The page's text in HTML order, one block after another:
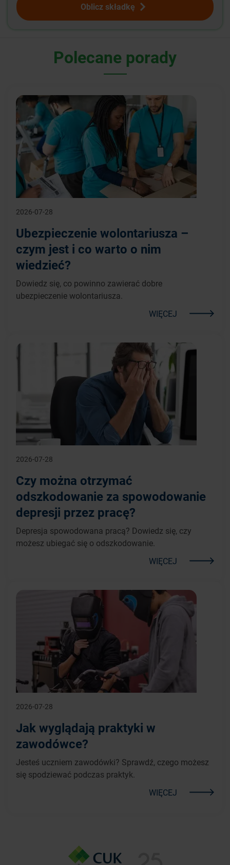
Oblicz składkę
Polecane porady
2026-07-28
Ubezpieczenie wolontariusza –
czym jest i co warto o nim
wiedzieć?
Dowiedz się, co powinno zawierać dobre
ubezpieczenie wolontariusza.
WIĘCEJ
2026-07-28
Czy można otrzymać
odszkodowanie za spowodowanie
depresji przez pracę?
Depresja spowodowana pracą? Dowiedz się, czy
możesz ubiegać się o odszkodowanie.
WIĘCEJ
2026-07-28
Jak wyglądają praktyki w
zawodówce?
Jesteś uczniem zawodówki? Sprawdź, czego możesz
się spodziewać podczas praktyk.
WIĘCEJ